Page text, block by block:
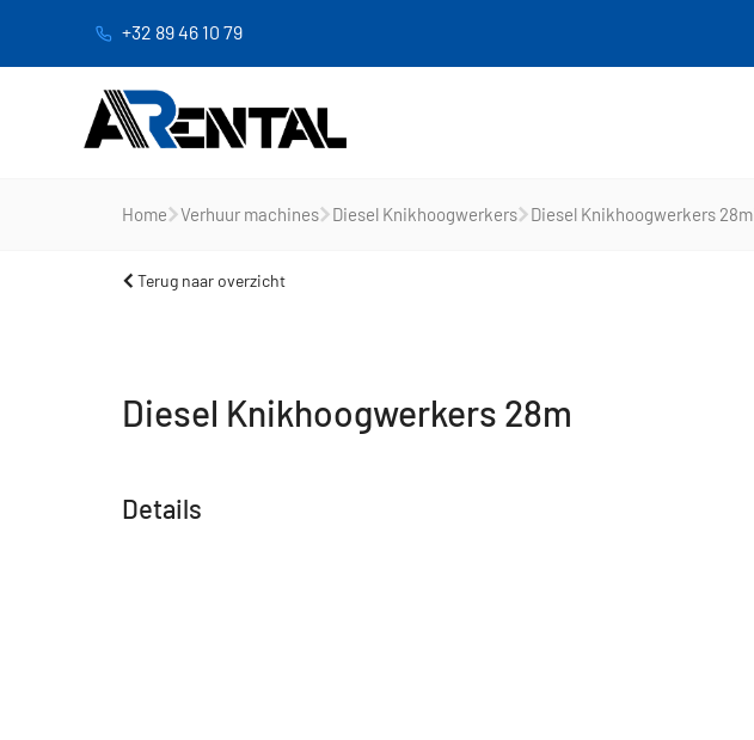
+32 89 46 10 79
Home Verhuur machines Diesel Knikhoogwerkers Diesel Knikhoogwerkers 28m
Terug naar overzicht
Diesel Knikhoogwerkers 28m
Details